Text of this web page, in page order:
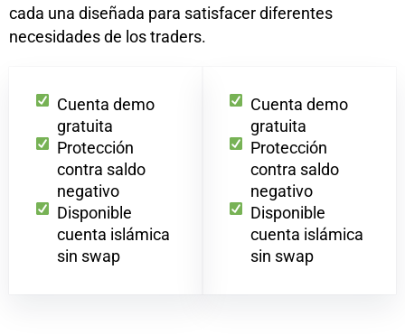
cada una diseñada para satisfacer diferentes
necesidades de los traders.
Cuenta demo
gratuita
Protección
contra saldo
negativo
Disponible
cuenta islámica
sin swap
Cuenta demo
gratuita
Protección
contra saldo
negativo
Disponible
cuenta islámica
sin swap